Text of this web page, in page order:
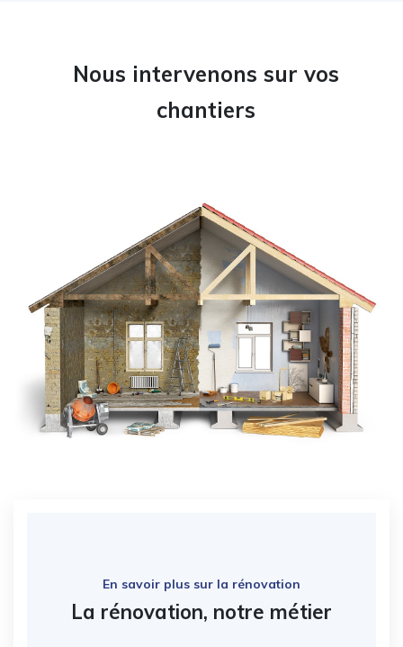
Nous intervenons sur vos
chantiers
En savoir plus sur la rénovation
La rénovation, notre métier